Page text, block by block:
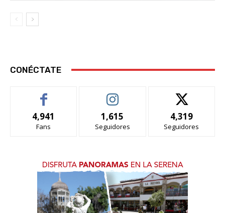
CONÉCTATE
4,941
Fans
1,615
Seguidores
4,319
Seguidores